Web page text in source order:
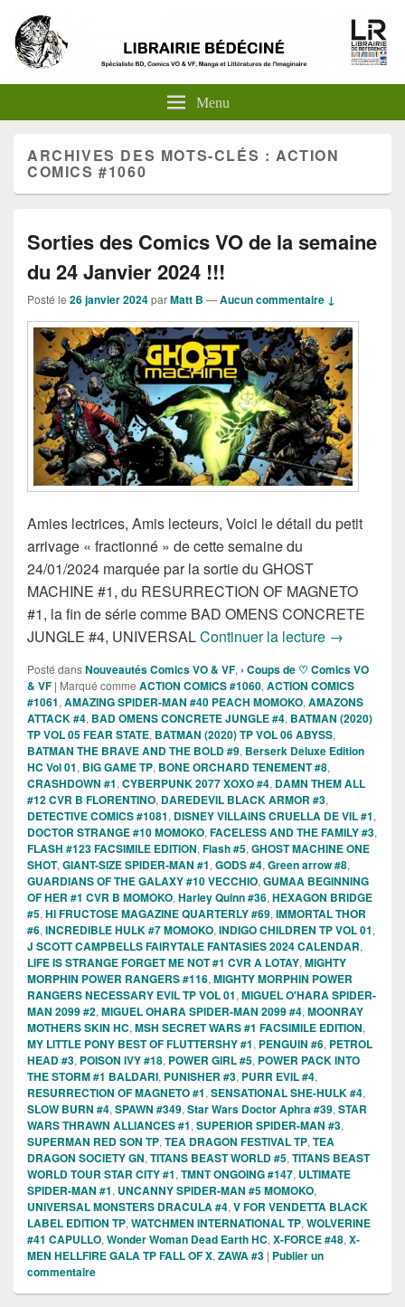
Menu
ARCHIVES DES MOTS-CLÉS : ACTION
COMICS #1060
Sorties des Comics VO de la semaine
du 24 Janvier 2024 !!!
Posté le 26 janvier 2024parMatt B —Aucun commentaire ↓
Amies lectrices, Amis lecteurs, Voici le détail du petit
arrivage « fractionné » de cette semaine du
24/01/2024 marquée par la sortie du GHOST
MACHINE #1, du RESURRECTION OF MAGNETO
#1, la fin de série comme BAD OMENS CONCRETE
JUNGLE #4, UNIVERSALContinuer la lecture Sorties
→
Posté dansNouveautés Comics VO & VF, › Coups de ♡ Comics VO
& VF | Marqué comme ACTION COMICS #1060, ACTION COMICS
#1061, AMAZING SPIDER-MAN #40 PEACH MOMOKO, AMAZONS
ATTACK #4, BAD OMENS CONCRETE JUNGLE #4, BATMAN (2020)
TP VOL 05 FEAR STATE, BATMAN (2020) TP VOL 06 ABYSS,
BATMAN THE BRAVE AND THE BOLD #9, Berserk Deluxe Edition
HC Vol 01, BIG GAME TP, BONE ORCHARD TENEMENT #8,
CRASHDOWN #1, CYBERPUNK 2077 XOXO #4, DAMN THEM ALL
#12 CVR B FLORENTINO, DAREDEVIL BLACK ARMOR #3,
DETECTIVE COMICS #1081, DISNEY VILLAINS CRUELLA DE VIL #1,
DOCTOR STRANGE #10 MOMOKO, FACELESS AND THE FAMILY #3,
FLASH #123 FACSIMILE EDITION, Flash #5, GHOST MACHINE ONE
SHOT, GIANT-SIZE SPIDER-MAN #1, GODS #4, Green arrow #8,
GUARDIANS OF THE GALAXY #10 VECCHIO, GUMAA BEGINNING
OF HER #1 CVR B MOMOKO, Harley Quinn #36, HEXAGON BRIDGE
#5, HI FRUCTOSE MAGAZINE QUARTERLY #69, IMMORTAL THOR
#6, INCREDIBLE HULK #7 MOMOKO, INDIGO CHILDREN TP VOL 01,
J SCOTT CAMPBELLS FAIRYTALE FANTASIES 2024 CALENDAR,
LIFE IS STRANGE FORGET ME NOT #1 CVR A LOTAY, MIGHTY
MORPHIN POWER RANGERS #116, MIGHTY MORPHIN POWER
RANGERS NECESSARY EVIL TP VOL 01, MIGUEL O'HARA SPIDER-
MAN 2099 #2, MIGUEL OHARA SPIDER-MAN 2099 #4, MOONRAY
MOTHERS SKIN HC, MSH SECRET WARS #1 FACSIMILE EDITION,
MY LITTLE PONY BEST OF FLUTTERSHY #1, PENGUIN #6, PETROL
HEAD #3, POISON IVY #18, POWER GIRL #5, POWER PACK INTO
THE STORM #1 BALDARI, PUNISHER #3, PURR EVIL #4,
RESURRECTION OF MAGNETO #1, SENSATIONAL SHE-HULK #4,
SLOW BURN #4, SPAWN #349, Star Wars Doctor Aphra #39, STAR
WARS THRAWN ALLIANCES #1, SUPERIOR SPIDER-MAN #3,
SUPERMAN RED SON TP, TEA DRAGON FESTIVAL TP, TEA
DRAGON SOCIETY GN, TITANS BEAST WORLD #5, TITANS BEAST
WORLD TOUR STAR CITY #1, TMNT ONGOING #147, ULTIMATE
SPIDER-MAN #1, UNCANNY SPIDER-MAN #5 MOMOKO,
UNIVERSAL MONSTERS DRACULA #4, V FOR VENDETTA BLACK
LABEL EDITION TP, WATCHMEN INTERNATIONAL TP, WOLVERINE
#41 CAPULLO, Wonder Woman Dead Earth HC, X-FORCE #48, X-
MEN HELLFIRE GALA TP FALL OF X, ZAWA #3 | Publier un
commentaire